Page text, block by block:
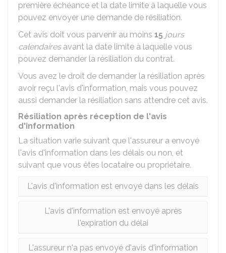
première échéance et la date limite à laquelle vous
pouvez envoyer une demande de résiliation.
Cet avis doit vous parvenir au moins 15 jours
calendairesavant la date limite à laquelle vous
pouvez demander la résiliation du contrat.
Vous avez le droit de demander la résiliation après
avoir reçu l'avis d'information, mais vous pouvez
aussi demander la résiliation sans attendre cet avis.
Résiliation après réception de l'avis
d'information
La situation varie suivant que l'assureur a envoyé
l'avis d'information dans les délais ou non, et
suivant que vous êtes locataire ou propriétaire.
L'avis d'information est envoyé dans les délais
L'avis d'information est envoyé après
l'expiration du délai
L'assureur n'a pas envoyé d'avis d'information